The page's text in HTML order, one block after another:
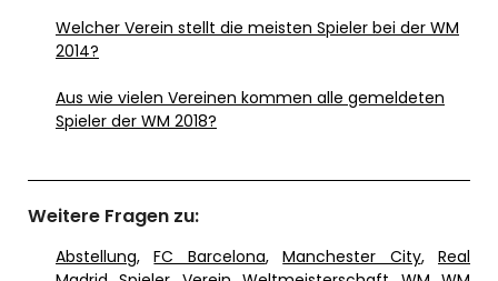
Welcher Verein stellt die meisten Spieler bei der WM
2014?
Aus wie vielen Vereinen kommen alle gemeldeten
Spieler der WM 2018?
Weitere Fragen zu:
Abstellung,FC Barcelona,Manchester City,Real